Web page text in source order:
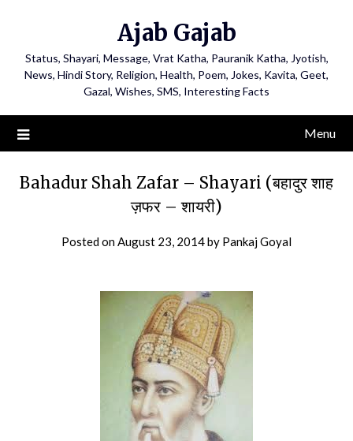
Ajab Gajab
Status, Shayari, Message, Vrat Katha, Pauranik Katha, Jyotish,
News, Hindi Story, Religion, Health, Poem, Jokes, Kavita, Geet,
Gazal, Wishes, SMS, Interesting Facts
Menu
Bahadur Shah Zafar – Shayari (बहादुर शाह
ज़फर – शायरी)
Posted onAugust 23, 2014by Pankaj Goyal